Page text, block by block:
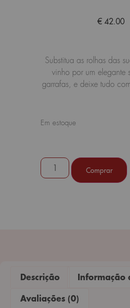
€42.00
Substitua as rolhas das
vinho por um elegante
garrafas, e deixe tudo
Em estoque
Comprar
Descrição Informação
Avaliações (0)